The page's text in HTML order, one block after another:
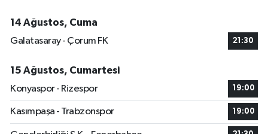
14 Ağustos, Cuma
Galatasaray - Çorum FK
21:30
15 Ağustos, Cumartesi
Konyaspor - Rizespor
19:00
Kasımpaşa - Trabzonspor 19:00